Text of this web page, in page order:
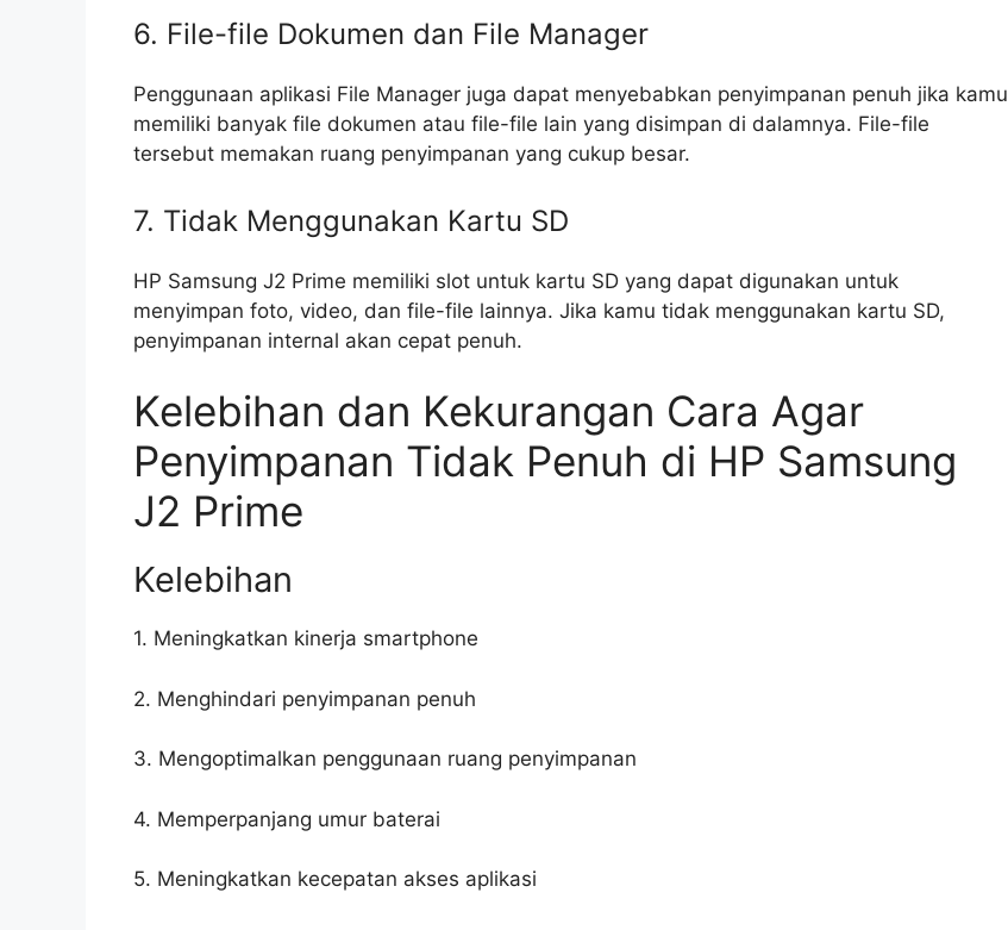
6. File-file Dokumen dan File Manager
Penggunaan aplikasi File Manager juga dapat menyebabkan penyimpanan penuh jika kamu
memiliki banyak file dokumen atau file-file lain yang disimpan di dalamnya. File-file
tersebut memakan ruang penyimpanan yang cukup besar.
7. Tidak Menggunakan Kartu SD
HP Samsung J2 Prime memiliki slot untuk kartu SD yang dapat digunakan untuk
menyimpan foto, video, dan file-file lainnya. Jika kamu tidak menggunakan kartu SD,
penyimpanan internal akan cepat penuh.
Kelebihan dan Kekurangan Cara Agar
Penyimpanan Tidak Penuh di HP Samsung
J2 Prime
Kelebihan
1. Meningkatkan kinerja smartphone
2. Menghindari penyimpanan penuh
3. Mengoptimalkan penggunaan ruang penyimpanan
4. Memperpanjang umur baterai
5. Meningkatkan kecepatan akses aplikasi